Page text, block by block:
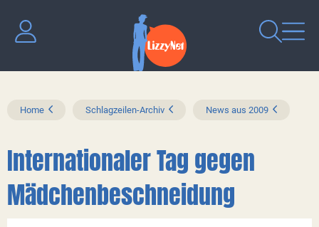
Home Schlagzeilen-Archiv News aus 2009
Internationaler Tag gegen
Mädchenbeschneidung